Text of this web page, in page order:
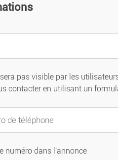
pas visible par les
contacter en utilisant un
numéro dans l'annonce